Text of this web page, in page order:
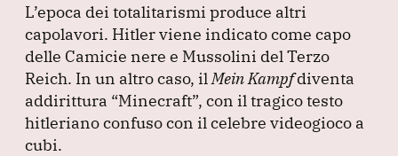
L’epoca dei totalitarismi produce altri
capolavori. Hitler viene indicato come capo
delle Camicie nere e Mussolini del Terzo
Reich. In un altro caso, il Mein Kampfdiventa
addirittura “Minecraft”, con il tragico testo
hitleriano confuso con il celebre videogioco a
cubi.